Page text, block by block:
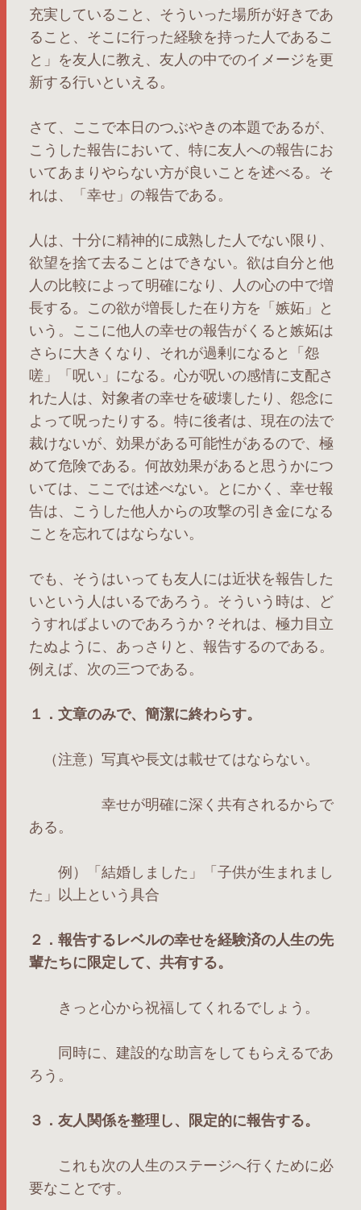
充実していること、そういった場所が好きであ
ること、そこに行った経験を持った人であるこ
と」を友人に教え、友人の中でのイメージを更
新する行いといえる。
さて、ここで本日のつぶやきの本題であるが、
こうした報告において、特に友人への報告にお
いてあまりやらない方が良いことを述べる。そ
れは、「幸せ」の報告である。
人は、十分に精神的に成熟した人でない限り、
欲望を捨て去ることはできない。欲は自分と他
人の比較によって明確になり、人の心の中で増
長する。この欲が増長した在り方を「嫉妬」と
いう。ここに他人の幸せの報告がくると嫉妬は
さらに大きくなり、それが過剰になると「怨
嗟」「呪い」になる。心が呪いの感情に支配さ
れた人は、対象者の幸せを破壊したり、怨念に
よって呪ったりする。特に後者は、現在の法で
裁けないが、効果がある可能性があるので、極
めて危険である。何故効果があると思うかにつ
いては、ここでは述べない。とにかく、幸せ報
告は、こうした他人からの攻撃の引き金になる
ことを忘れてはならない。
でも、そうはいっても友人には近状を報告した
いという人はいるであろう。そういう時は、ど
うすればよいのであろうか？それは、極力目立
たぬように、あっさりと、報告するのである。
例えば、次の三つである。
１．文章のみで、簡潔に終わらす。
（注意）写真や長文は載せてはならない。
幸せが明確に深く共有されるからで
ある。
例）「結婚しました」「子供が生まれまし
た」以上という具合
２．報告するレベルの幸せを経験済の人生の先
輩たちに限定して、共有する。
きっと心から祝福してくれるでしょう。
同時に、建設的な助言をしてもらえるであ
ろう。
３．友人関係を整理し、限定的に報告する。
これも次の人生のステージへ行くために必
要なことです。